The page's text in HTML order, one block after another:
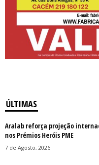
ÚLTIMAS
Aralab reforça projeção
nos Prémios Heróis PME
7 de Agosto, 2026